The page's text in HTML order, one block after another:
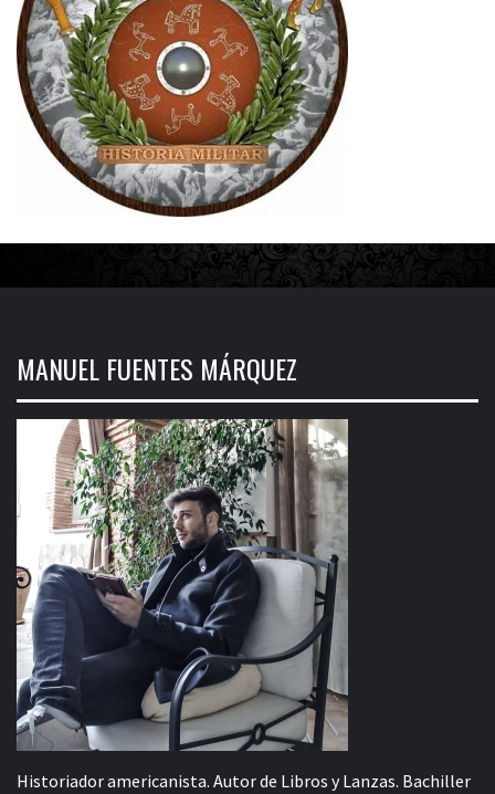
MANUEL FUENTES MÁRQUEZ
Historiador americanista. Autor de Libros y Lanzas. Bachiller